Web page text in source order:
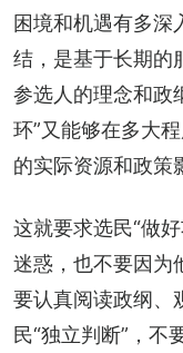
困境和机遇有多深
结，是基于长期的
参选人的理念和政
环”又能够在多大
的实际资源和政策
这就要求选民“做
迷惑，也不要因为
要认真阅读政纲、
民“独立判断”，不